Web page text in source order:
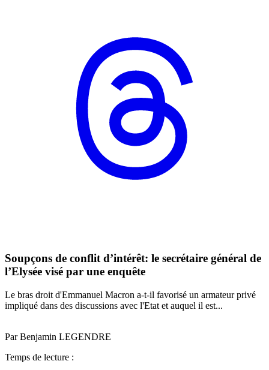
Soupçons de conflit d’intérêt: le secrétaire général de
l’Elysée visé par une enquête
Le bras droit d'Emmanuel Macron a-t-il favorisé un armateur privé
impliqué dans des discussions avec l'Etat et auquel il est...
Par Benjamin LEGENDRE
Temps de lecture :